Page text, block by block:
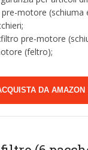
pre-motore (schiuma
pre-motore
(feltro);
DA AMAZON